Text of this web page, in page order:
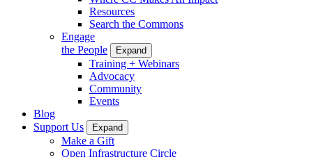
Resources
Search the Commons
Engage
the People
Expand
Training + Webinars
Advocacy
Community
Events
Blog
Support Us
Expand
Make a Gift
Open Infrastructure Circle